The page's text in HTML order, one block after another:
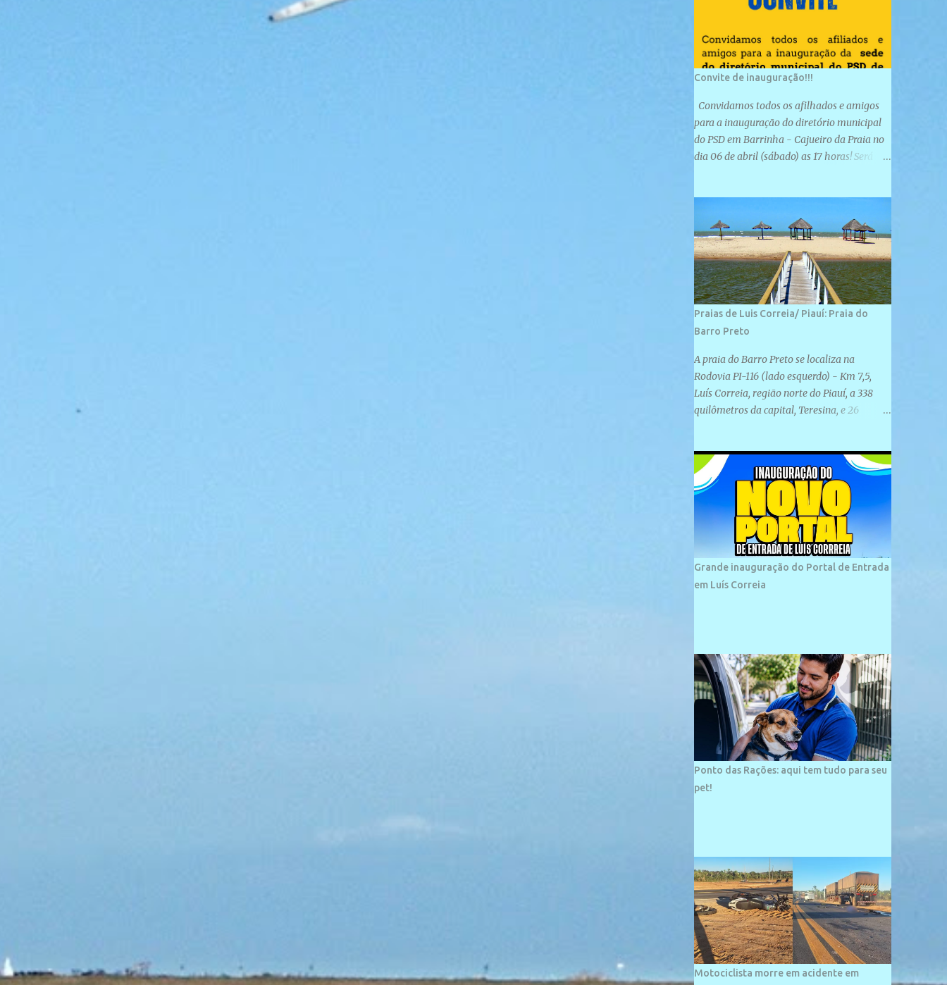
Convite de inauguração!!!
Convidamos todos os afilhados e amigos
para a inauguração do diretório municipal
do PSD em Barrinha - Cajueiro da Praia no
dia 06 de abril (sábado) as 17 horas! Será
localizada na Rua São José, 98 Barrinha -
Cajueiro da Praia.
Praias de Luis Correia/ Piauí: Praia do
Barro Preto
A praia do Barro Preto se localiza na
Rodovia PI-116 (lado esquerdo) - Km 7,5,
Luís Correia, região norte do Piauí, a 338
quilômetros da capital, Teresina, e 26
plana e retilínea na maior parte de sua
extensão, chegando a mais ou menos a 1,5
km de paisagens exuberantes. Possui ondas
suaves devido ao extensivo molhe de pedras
que não chegam a 2 metros de altura, não
apresentando dunas em seu espaço
geográfico. Não se sabe ao certo porque a
praia leva esse nome, e muitas das suas
vizinhos. O bairro onde se localiza a praia é
palco de amplos investimentos e projetos
grandiosos como hotéis, pousadas e
residências de veraneio de grande porte. O
maior empreendimento fixado nessa área é
o SESC Praia, inaugurado em 12 de julho de
1996. Com arquitetura moderna,...
Grande inauguração do Portal de Entrada
em Luís Correia
Ponto das Rações: aqui tem tudo para seu
pet!
Motociclista morre em acidente em